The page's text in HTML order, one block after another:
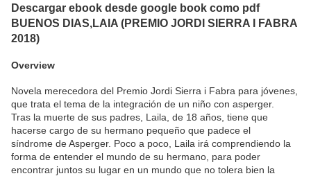
Descargar ebook desde google book como pdf
BUENOS DIAS,LAIA (PREMIO JORDI SIERRA I FABRA
2018)
Overview
Novela merecedora del Premio Jordi Sierra i Fabra para jóvenes,
que trata el tema de la integración de un niño con asperger.
Tras la muerte de sus padres, Laila, de 18 años, tiene que
hacerse cargo de su hermano pequeño que padece el
síndrome de Asperger. Poco a poco, Laila irá comprendiendo la
forma de entender el mundo de su hermano, para poder
encontrar juntos su lugar en un mundo que no tolera bien la